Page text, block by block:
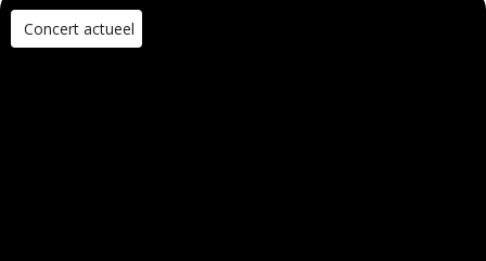
Concert actueel